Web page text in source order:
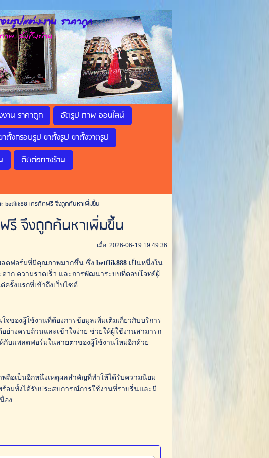
รูปแต่งงาน ราคาถูก
าพ ส่งถึงบ้าน
าน ราคาถูก
อัดรูป ภาพ ออนไลน์
าตั้งกรอบรูป ขาตั้งรูป ขาตั้งวาดรูป
ติดต่อทางร้าน
betflik88 เครดิตฟรี จึงถูกค้นหาเพิ่มขึ้น
รี จึงถูกค้นหาเพิ่มขึ้น
เมื่อ: 2026-06-19 19:49:36
ลตฟอร์มที่มีคุณภาพมากขึ้น ซึ่ง betflik888เป็นหนึ่งใน
วก ความรวดเร็ว และการพัฒนาระบบที่ตอบโจทย์ผู้
รั้งแรกที่เข้าถึงเว็บไซต์
ของผู้ใช้งานที่ต้องการข้อมูลเพิ่มเติมเกี่ยวกับบริการ
ย่างครบถ้วนและเข้าใจง่าย ช่วยให้ผู้ใช้งานสามารถ
กับแพลตฟอร์มในสายตาของผู้ใช้งานใหม่อีกด้วย
ถือเป็นอีกหนึ่งเหตุผลสำคัญที่ทำให้ได้รับความนิยม
อมทั้งได้รับประสบการณ์การใช้งานที่ราบรื่นและมี
อง